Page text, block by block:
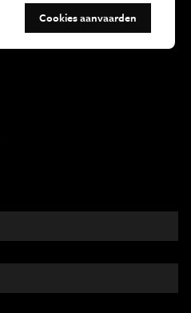
Cookies aanvaarden